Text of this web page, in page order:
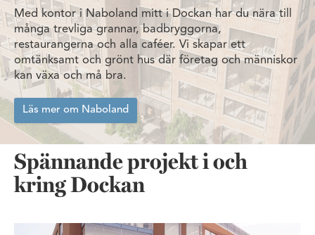
Med kontor i Naboland mitt i Dockan har du nära till
många trevliga grannar, badbryggorna,
restaurangerna och alla caféer. Vi skapar ett
omtänksamt och grönt hus där företag och människor
kan växa och må bra.
Läs mer om Naboland
Spännande projekt i och
kring Dockan